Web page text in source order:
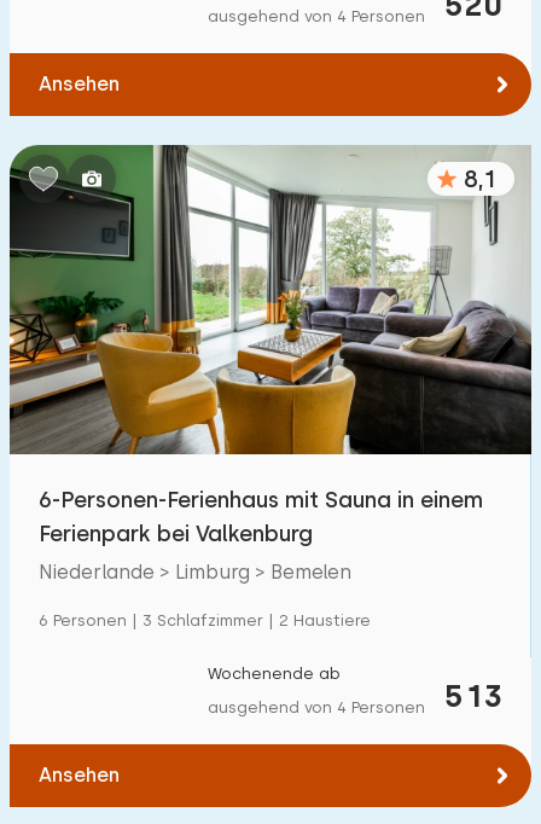
Tiny house
Kinderfreundlich
Kindermöbel
Eingezäunter Garten
Spielgeräte im Garten 0
Hallenbad
Freibad
Kinderanimation
Kindereinrichtungen im Park
Zugänglichkeit
Eingeschränkte Mobilität
Rollstuhlgerecht
Hilfsmittel
ausgehend von 4 Personen
Ansehen
8,1
6-Personen-Ferienhaus mit Sauna in einem
Ferienpark bei Valkenburg
Niederlande > Limburg > Bemelen
6 Personen | 3 Schlafzimmer | 2 Haustiere
513
Wochenende ab
ausgehend von 4 Personen
Ansehen